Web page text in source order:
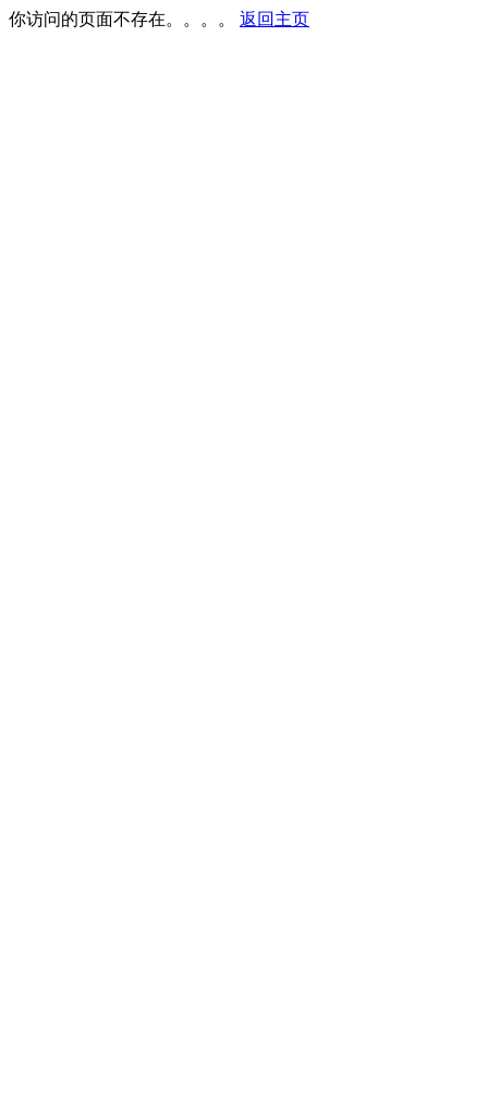
你访问的页面不存在。。。。 返回主页